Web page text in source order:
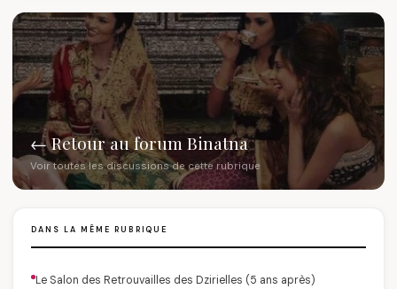
← Retour au forum Binatna
Voir toutes les discussions de cette rubrique
DANS LA MÊME RUBRIQUE
Le Salon des Retrouvailles des Dzirielles (5 ans après)